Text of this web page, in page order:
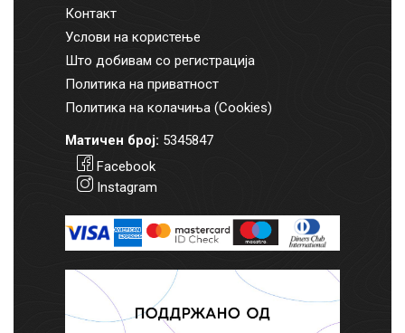
Контакт
Услови на користење
Што добивам со регистрација
Политика на приватност
Политика на колачиња (Cookies)
Матичен број: 5345847
Facebook
Instagram